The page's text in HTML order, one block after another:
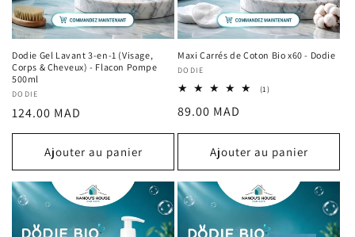
Dodie Gel Lavant 3-en-1 (Visage,
Corps & Cheveux) - Flacon Pompe
500ml
Fournisseur :
DODIE
Prix
habituel
124.00 MAD
Ajouter au panier
Maxi Carrés de Coton Bio x60 - Dodie
Fournisseur :
DODIE
(1)1
Prix
habituel
89.00 MAD
Ajouter au panier